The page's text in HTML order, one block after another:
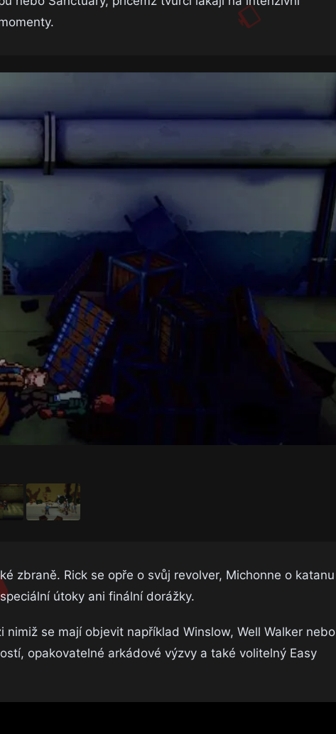
zbraně. Rick se opře o svůj revolver, Michonne o katanu
útoky ani finální dorážky.
se mají objevit například Winslow, Well Walker nebo
opakovatelné arkádové výzvy a také volitelný Easy